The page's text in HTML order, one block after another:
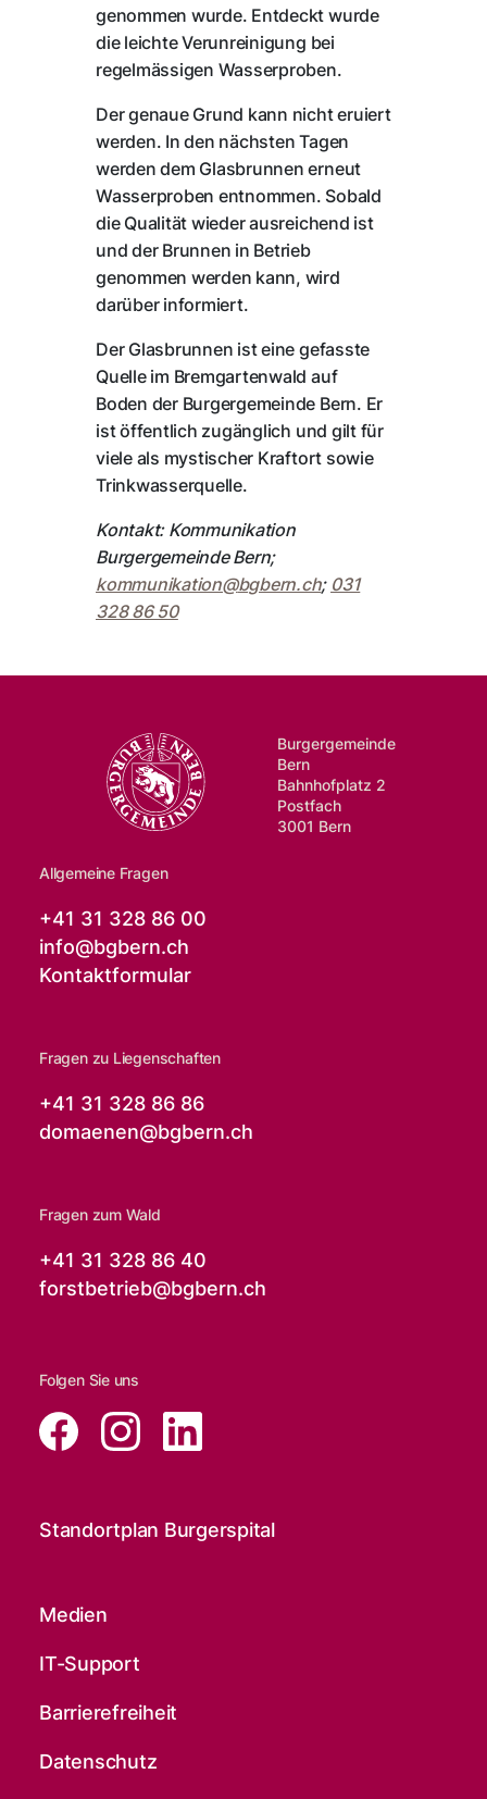
genommen wurde. Entdeckt wurde
die leichte Verunreinigung bei
regelmässigen Wasserproben.
Der genaue Grund kann nicht eruiert
werden. In den nächsten Tagen
werden dem Glasbrunnen erneut
Wasserproben entnommen. Sobald
die Qualität wieder ausreichend ist
und der Brunnen in Betrieb
genommen werden kann, wird
darüber informiert.
Der Glasbrunnen ist eine gefasste
Quelle im Bremgartenwald auf
Boden der Burgergemeinde Bern. Er
ist öffentlich zugänglich und gilt für
viele als mystischer Kraftort sowie
Trinkwasserquelle.
Kontakt: Kommunikation
Burgergemeinde Bern;
kommunikation@bgbern.ch; 031
328 86 50
Burgergemeinde
Bern
Bahnhofplatz 2
Postfach
3001 Bern
Allgemeine Fragen
+41 31 328 86 00
info@bgbern.ch
Kontaktformular
Fragen zu Liegenschaften
+41 31 328 86 86
domaenen@bgbern.ch
Fragen zum Wald
+41 31 328 86 40
forstbetrieb@bgbern.ch
Folgen Sie uns
Standortplan Burgerspital
Medien
IT-Support
Barrierefreiheit
Datenschutz